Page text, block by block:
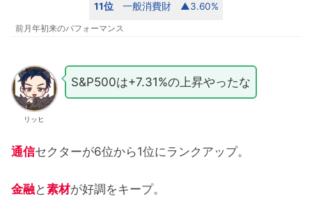
11位 一般消費財 ▲3.60%
前月年初来のパフォーマンス
リッヒ
S&P500は+7.31%の上昇やったな
通信セクターが6位から1位にランクアップ。
金融と素材が好調をキープ。